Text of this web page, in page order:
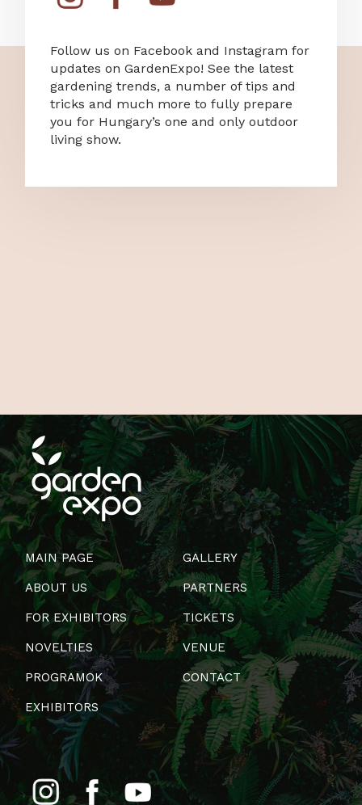
Follow us on Facebook and Instagram for
updates on GardenExpo! See the latest
gardening trends, a number of tips and
tricks and much more to fully prepare
you for Hungary’s one and only outdoor
living show.
MAIN PAGE
ABOUT US
FOR EXHIBITORS
NOVELTIES
PROGRAMOK
EXHIBITORS
GALLERY
PARTNERS
TICKETS
VENUE
CONTACT